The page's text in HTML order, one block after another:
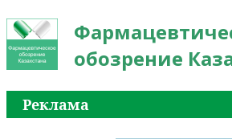
обозрение
Реклама